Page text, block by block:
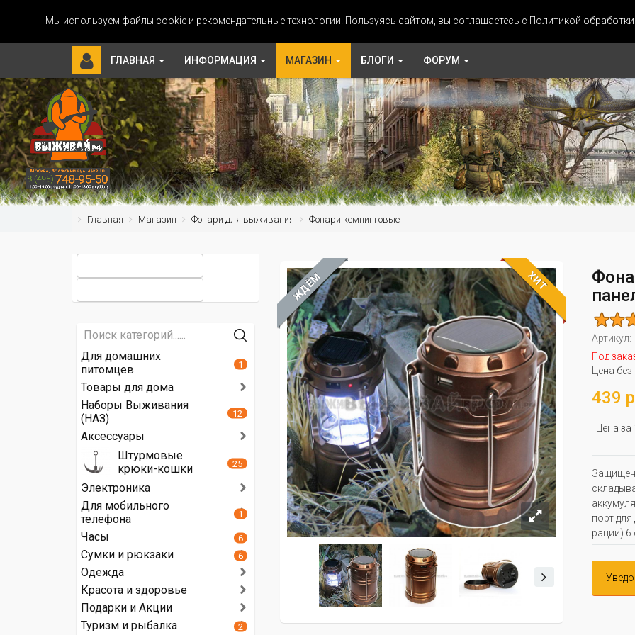
Мы используем файлы cookie и рекомендательные технологии. Пользуясь сайтом, вы соглашаетесь с Политикой
ГЛАВНАЯ ИНФОРМАЦИЯ МАГАЗИН БЛОГИ ФОРУМ
Главная Магазин Фонари для выживания Фонари кемпинговые
ЖДЁМ ХИТ
Артикул:
Под
Цена
439
Цена
порт
рации) 6
Для домашних
питомцев
1
Товары для дома
Наборы Выживания
(НАЗ)
12
Аксессуары
Штурмовые
крюки-кошки
25
Электроника
Для мобильного
телефона
1
Часы 6
Сумки и рюкзаки 6
Одежда
Красота и здоровье
Подарки и Акции
Туризм и рыбалка
2